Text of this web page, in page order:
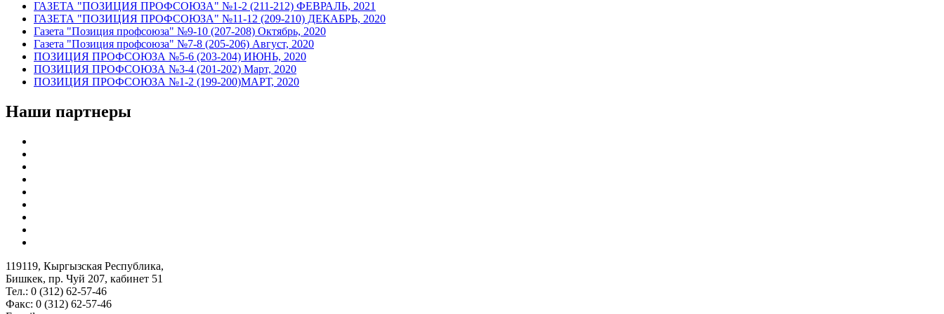
ГАЗЕТА "ПОЗИЦИЯ ПРОФСОЮЗА" №1-2 (211-212) ФЕВРАЛЬ, 2021
ГАЗЕТА "ПОЗИЦИЯ ПРОФСОЮЗА" №11-12 (209-210) ДЕКАБРЬ, 2020
Газета "Позиция профсоюза" №9-10 (207-208) Октябрь, 2020
Газета "Позиция профсоюза" №7-8 (205-206) Август, 2020
ПОЗИЦИЯ ПРОФСОЮЗА №5-6 (203-204) ИЮНЬ, 2020
ПОЗИЦИЯ ПРОФСОЮЗА №3-4 (201-202) Март, 2020
Наши партнеры
119119, Кыргызская Республика,
Бишкек, пр. Чуй 207, кабинет 51
Тел.: 0 (312) 62-57-46